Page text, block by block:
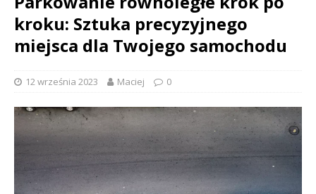
kroku: Sztuka precyzyjnego
miejsca dla Twojego samochodu
12 września 2023 Maciej 0